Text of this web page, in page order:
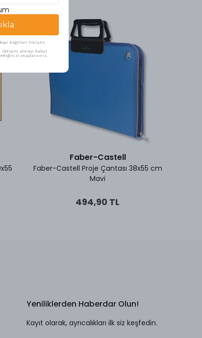
Faber-Castell
Faber-Castell Proje Çantası 38x55 cm
Mavi
494,90 TL
Yeniliklerden Haberdar Olun!
Kayıt olarak, ayrıcalıkları ilk siz keşfedin.
Kağıtları hariçtir.
iletişim almayı kabul
onaylarsınız.